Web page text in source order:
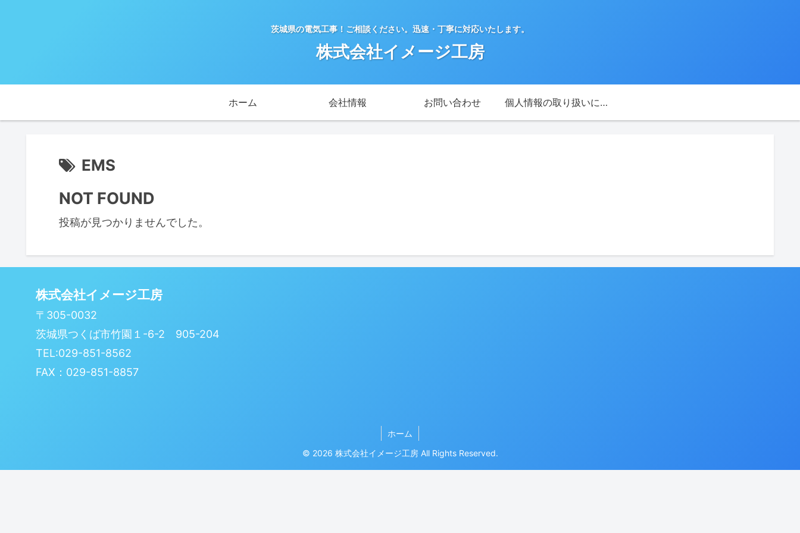
茨城県の電気工事！ご相談ください。迅速・丁寧に対応いたします。
株式会社イメージ工房
ホーム 会社情報 お問い合わせ 個人情報の取り扱いについて
EMS
NOT FOUND
投稿が見つかりませんでした。
株式会社イメージ工房
〒305-0032
茨城県つくば市竹園１-6-2 905-204
TEL:029-851-8562
FAX：029-851-8857
ホーム
© 2026 株式会社イメージ工房 All Rights Reserved.